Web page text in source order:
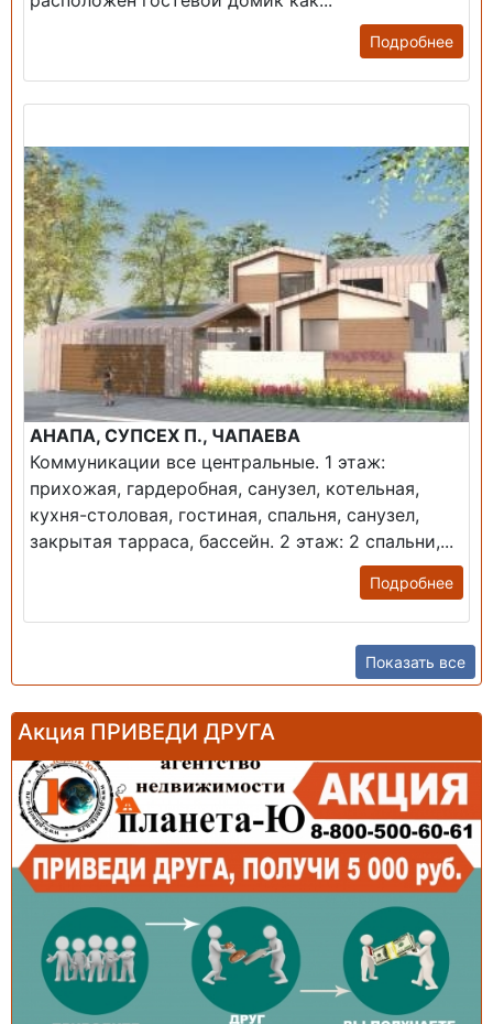
Подробнее
АНАПА, СУПСЕХ П., ЧАПАЕВА
Коммуникации все центральные. 1 этаж:
прихожая, гардеробная, санузел, котельная,
кухня-столовая, гостиная, спальня, санузел,
закрытая тарраса, бассейн. 2 этаж: 2 спальни,...
Подробнее
Показать все
Акция ПРИВЕДИ ДРУГА